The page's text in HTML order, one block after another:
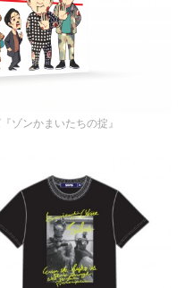
ゾンかまいたちの掟』